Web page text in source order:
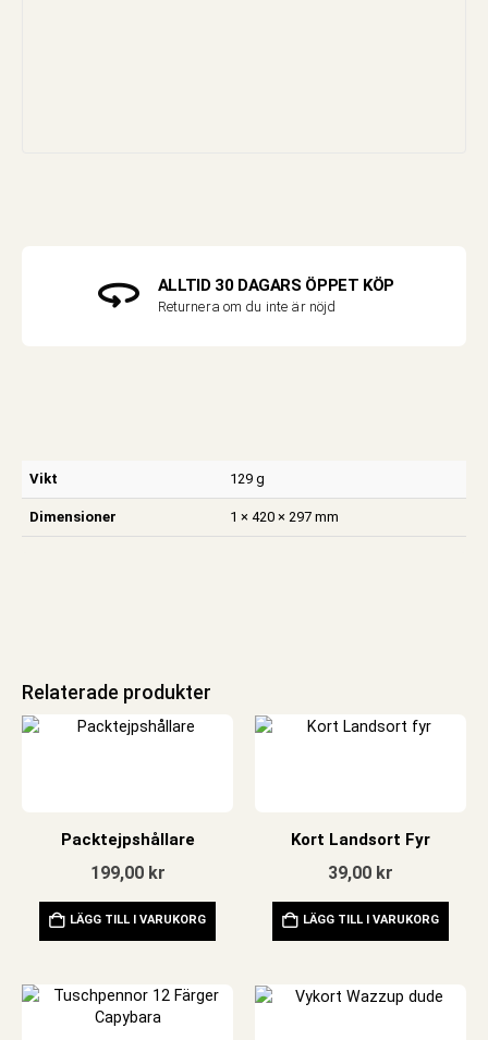
ALLTID 30 DAGARS ÖPPET KÖP
Returnera om du inte är nöjd
Vikt 129 g
Dimensioner 1 × 420 × 297 mm
Relaterade produkter
Packtejpshållare
199,00 kr
LÄGG TILL I VARUKORG
Kort Landsort Fyr
39,00 kr
LÄGG TILL I VARUKORG